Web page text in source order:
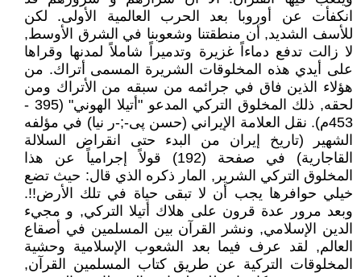
انكفأت عن أوروبا بعد الحرب العالمية الأولى. لكن
للأسف الشديد, أن منطقتنا وشعوبنا في الشرق الأوسط,
لا زالت تدفع دماءاً غزيرة وتدميراً شاملاً لمدنها وقراها
على أيدي هذه المخلوقات الشريرة المسمى أتراك. من
هؤلاء الذين فاق في جرائمه من سبقه من الأتراك ومن
لحقه, ذلك المخلوق التركي المدعو "أتيلا الهوني" (395 -
453م). نقل العلامة الإيراني (حسن پی-;-ر نيا) في مؤلفه
الشهير (تاريخ إيران من البدء حتى انقراض السلالة
القاجارية) في صفحة (192) قولاً إجرامياً عن هذا
المخلوق التركي الشرير, المار ذكره الذي قال: حيث تضع
خيلي حوافرها يجب أن لا تبقى حياة في تلك الأرض!!.
وبعد مرور عدة قرون على هلاك أتيلا التركي, و مجيء
الدين الإسلامي, ونشر القرآن بين المسلمين في أصقاع
العالم, لقد عرف فيما بعد الشعوب الإسلامية وحشية
المخلوقات التركية عن طريق كتاب المسلمين القرآن,